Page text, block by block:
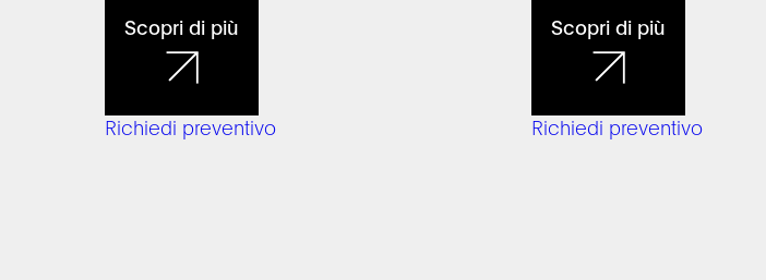
Scopri di più
Richiedi preventivo
Scopri di più
Richiedi preventivo